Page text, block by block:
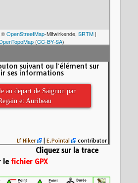
©OpenStreetMap-Mitwirkende, SRTM|
(CC-BY-SA)
au depart de Saignon par
et Auribeau
suivant ou l′élément sur
ses informations
Lf Hiker | E.Pointal contributor
Cliquez sur la trace
le fichier GPX